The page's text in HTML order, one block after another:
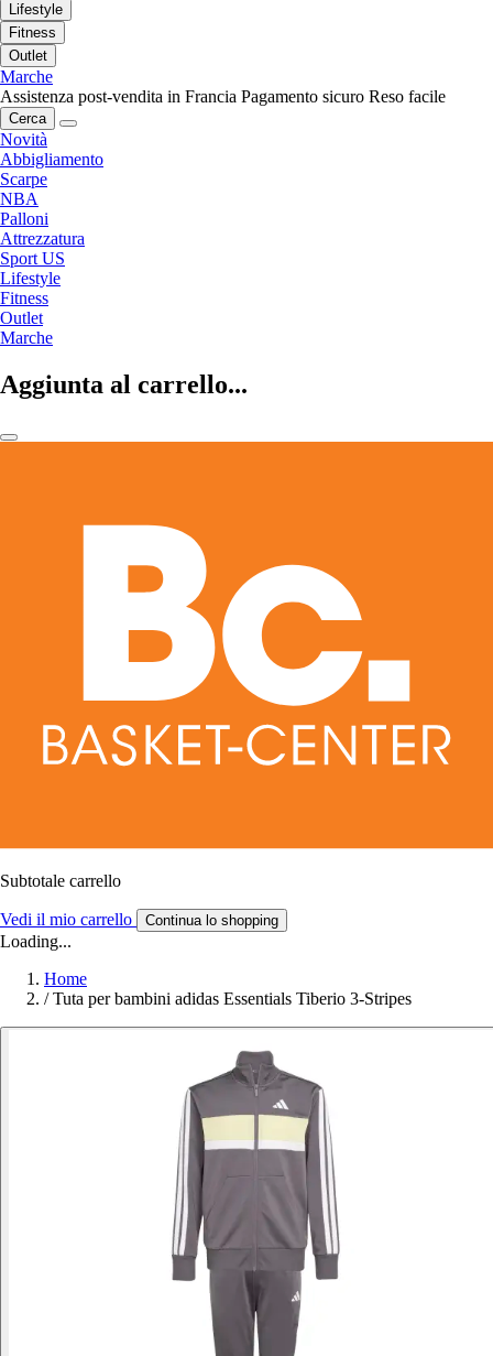
Lifestyle
Fitness
Outlet
Marche
Assistenza post-vendita in Francia Pagamento sicuro Reso facile
Cerca
Novità
Abbigliamento
Scarpe
NBA
Palloni
Attrezzatura
Sport US
Lifestyle
Fitness
Outlet
Marche
Aggiunta al carrello...
Subtotale carrello
Vedi il mio carrello Continua lo shopping
Loading...
Home
/ Tuta per bambini adidas Essentials Tiberio 3-Stripes